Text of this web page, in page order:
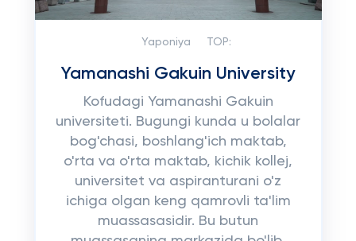
Yaponiya TOP:
Yamanashi Gakuin University
Kofudagi Yamanashi Gakuin
universiteti. Bugungi kunda u bolalar
bog'chasi, boshlang'ich maktab,
o'rta va o'rta maktab, kichik kollej,
universitet va aspiranturani o'z
ichiga olgan keng qamrovli ta'lim
muassasasidir. Bu butun